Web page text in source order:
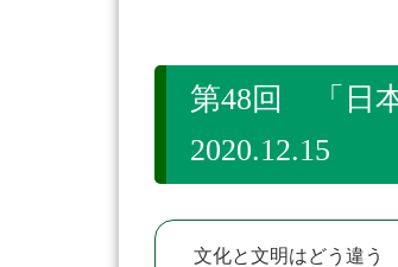
第48回 「日
2020.12.15
文化と文明はどう違う